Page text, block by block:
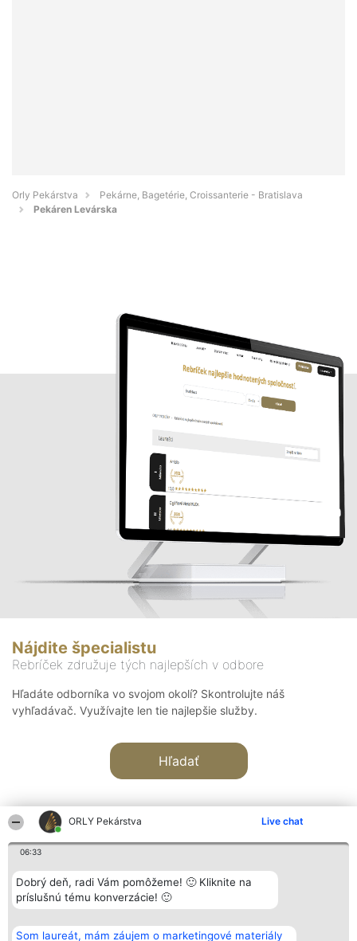
ORLY Pekárstva Live chat
06:33
Dobrý deň, radi Vám pomôžeme! 🙂 Kliknite na
príslušnú tému konverzácie! 🙂
Som laureát, mám záujem o marketingové materiály
Orly Pekárstva
Pekárne, Bagetérie, Croissanterie - Bratislava
Pekáren Levárska
Nájdite špecialistu
Rebríček združuje tých najlepších v odbore
Hľadáte odborníka vo svojom okolí? Skontrolujte náš
vyhľadávač. Využívajte len tie najlepšie služby.
Hľadať
Organizátor hodnotenia
Bright Side Solutions sp. z o.
o. sp. k.
Wrocław 50-079
KRS 0000749100 | Regon
Hodnotenie
Laureáti
Lista
Laureatów
Podmienky
Kontakt
Kontakt